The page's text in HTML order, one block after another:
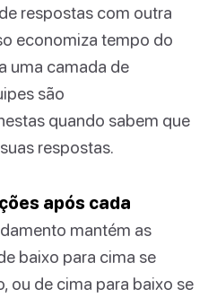
respostas com outra
economiza tempo do
uma camada de
são
quando sabem que
respostas.
após cada
mantém as
baixo para cima se
ou de cima para baixo se